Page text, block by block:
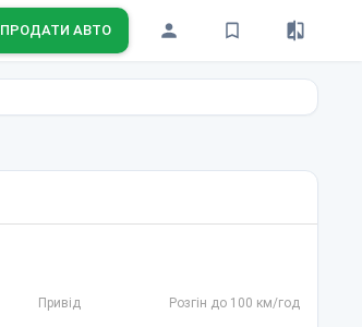
ПРОДАТИ АВТО
Привід Розгін до 100 км/год